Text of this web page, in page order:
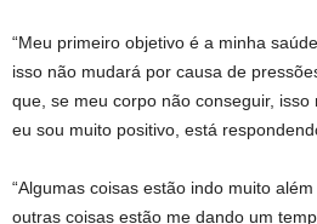
“Meu primeiro objetivo é a minha
isso não mudará por causa de
que, se meu corpo não conseguir,
eu sou muito positivo, está
“Algumas coisas estão indo muito
outras coisas estão me dando um